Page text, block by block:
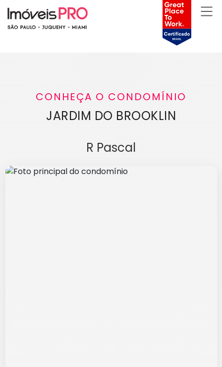
CONHEÇA O CONDOMÍNIO
JARDIM DO BROOKLIN
R Pascal